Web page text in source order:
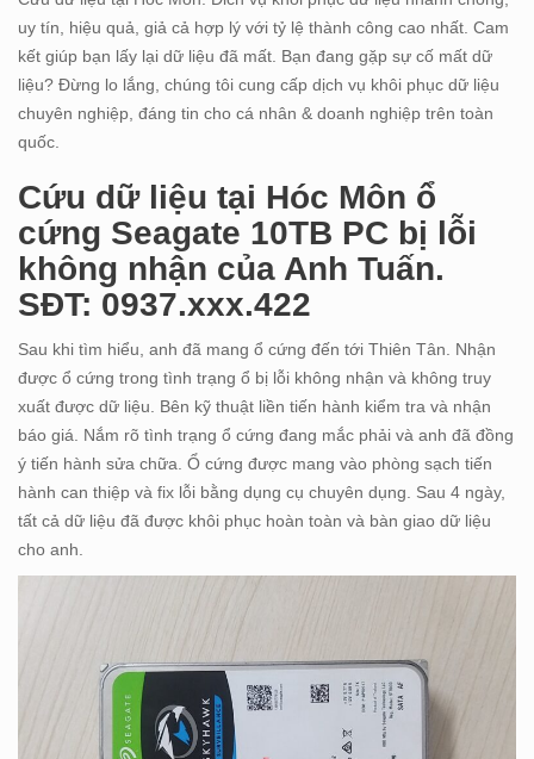
uy tín, hiệu quả, giả cả hợp lý với tỷ lệ thành công cao nhất. Cam
kết giúp bạn lấy lại dữ liệu đã mất. Bạn đang gặp sự cố mất dữ
liệu? Đừng lo lắng, chúng tôi cung cấp dịch vụ khôi phục dữ liệu
chuyên nghiệp, đáng tin cho cá nhân & doanh nghiệp trên toàn
quốc.
Cứu dữ liệu tại Hóc Môn ổ
cứng Seagate 10TB PC bị lỗi
không nhận của Anh Tuấn.
SĐT: 0937.xxx.422
Sau khi tìm hiểu, anh đã mang ổ cứng đến tới Thiên Tân. Nhận
được ổ cứng trong tình trạng ổ bị lỗi không nhận và không truy
xuất được dữ liệu. Bên kỹ thuật liền tiến hành kiểm tra và nhận
báo giá. Nắm rõ tình trạng ổ cứng đang mắc phải và anh đã đồng
ý tiến hành sửa chữa. Ổ cứng được mang vào phòng sạch tiến
hành can thiệp và fix lỗi bằng dụng cụ chuyên dụng. Sau 4 ngày,
tất cả dữ liệu đã được khôi phục hoàn toàn và bàn giao dữ liệu
cho anh.